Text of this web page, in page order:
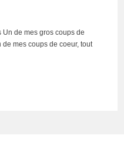
de mes gros coups de
de mes coups de coeur, tout